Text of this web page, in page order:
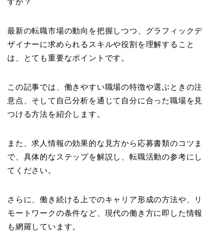
最新の転職市場の動向を把握しつつ、グラフィックデ
ザイナーに求められるスキルや役割を理解すること
は、とても重要なポイントです。
この記事では、働きやすい職場の特徴や選ぶときの注
意点、そして自己分析を通じて自分に合った職場を見
つける方法を紹介します。
また、求人情報の効果的な見方から応募書類のコツま
で、具体的なステップを解説し、転職活動の参考にし
てください。
さらに、働き続ける上でのキャリア形成の方法や、リ
モートワークの条件など、現代の働き方に即した情報
も網羅しています。